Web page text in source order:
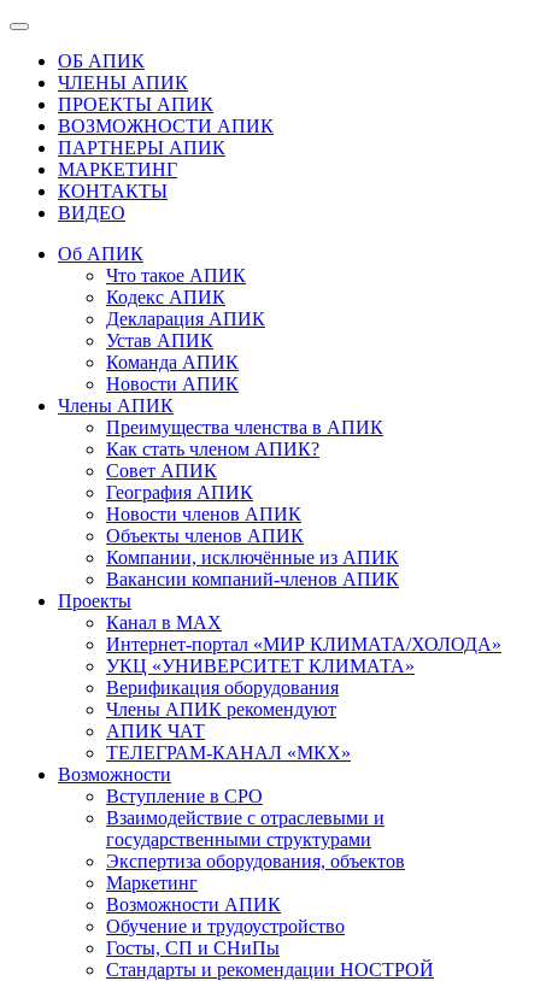
ОБ АПИК
ЧЛЕНЫ АПИК
ПРОЕКТЫ АПИК
ВОЗМОЖНОСТИ АПИК
ПАРТНЕРЫ АПИК
МАРКЕТИНГ
КОНТАКТЫ
ВИДЕО
Об АПИК
Что такое АПИК
Кодекс АПИК
Декларация АПИК
Устав АПИК
Команда АПИК
Новости АПИК
Члены АПИК
Преимущества членства в АПИК
Как стать членом АПИК?
Совет АПИК
География АПИК
Новости членов АПИК
Объекты членов АПИК
Компании, исключённые из АПИК
Вакансии компаний-членов АПИК
Проекты
Канал в MAX
Интернет-портал «МИР КЛИМАТА/ХОЛОДА»
УКЦ «УНИВЕРСИТЕТ КЛИМАТА»
Верификация оборудования
Члены АПИК рекомендуют
АПИК ЧАТ
ТЕЛЕГРАМ-КАНАЛ «МКХ»
Возможности
Вступление в СРО
Взаимодействие с отраслевыми и
государственными структурами
Экспертиза оборудования, объектов
Маркетинг
Возможности АПИК
Обучение и трудоустройство
Госты, СП и СНиПы
Стандарты и рекомендации НОСТРОЙ